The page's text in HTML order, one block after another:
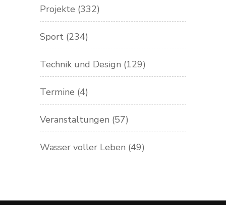
Projekte (332)
Sport (234)
Technik und Design (129)
Termine (4)
Veranstaltungen (57)
Wasser voller Leben (49)